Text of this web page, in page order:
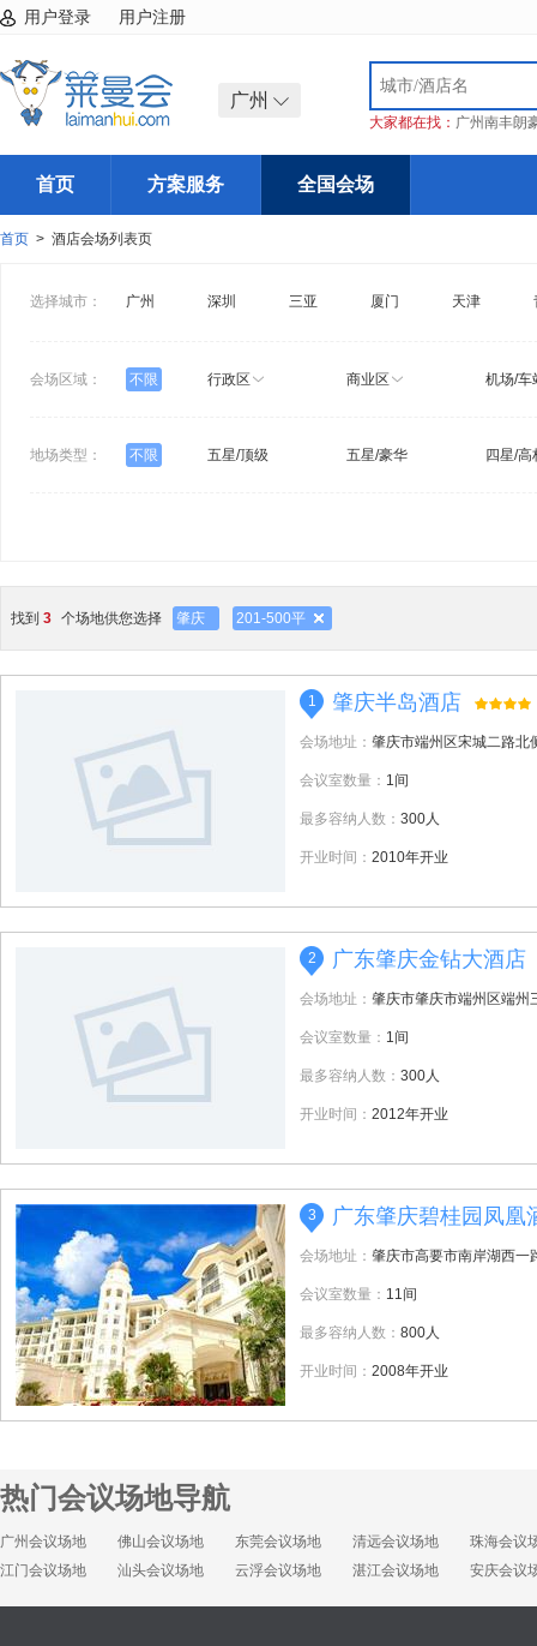
用户登录 用户注册
广州
大家都在找： 广州南丰朗
首页 方案服务 全国会场
首页 > 酒店会场列表页
选择城市： 广州 深圳 三亚 厦门 天津
会场区域： 不限 行政区 商业区 机场/车
地场类型： 不限 五星/顶级 五星/豪华 四星/高
找到 3 个场地供您选择 肇庆 201-500平
1 肇庆半岛酒店
会场地址： 肇庆市端州区宋城二路北
会议室数量： 1间
最多容纳人数： 300人
开业时间： 2010年开业
2 广东肇庆金钻大酒店
会场地址： 肇庆市肇庆市端州区端州
会议室数量： 1间
最多容纳人数： 300人
开业时间： 2012年开业
3 广东肇庆碧桂园凤凰
会场地址： 肇庆市高要市南岸湖西一
会议室数量： 11间
最多容纳人数： 800人
开业时间： 2008年开业
热门会议场地导航
广州会议场地 佛山会议场地 东莞会议场地 清远会议场地
珠海会议
江门会议场地
汕头会议场地 云浮会议场地 湛江会议场地 安庆会议